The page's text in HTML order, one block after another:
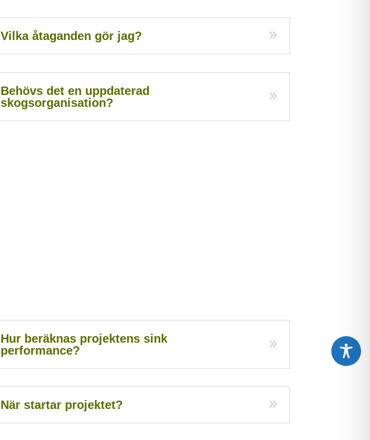
Vilka åtaganden gör jag?
Behövs det en uppdaterad
skogsorganisation?
Hur beräknas projektens sink
performance?
När startar projektet?